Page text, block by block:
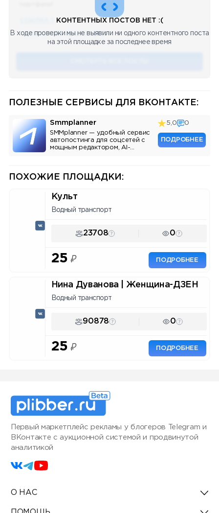
🔥 75 👍🏻 487 ❤️ 875 🥴 19 12.4k 12:45
КОНТЕНТНЫХ ПОСТОВ НЕТ :(
В ходе проверки мы не выявили ни одного контентного поста
на этой площадке за последнее время
ПОЛЕЗНЫЕ СЕРВИСЫ ДЛЯ ВКОНТАКТЕ:
Smmplanner
SMMplanner — удобный сервис
автопостинга для соцсетей с
мощным редактором, AI-
5,0 0
ПОДРОБНЕЕ
ПОХОЖИЕ ПЛОЩАДКИ:
Культ
Водный транспорт
23708 0
25 ₽ ПОДРОБНЕЕ
Нина Дуванова | Женщина-ДЗЕН
Водный транспорт
90878 0
25 ₽ ПОДРОБНЕЕ
Первый маркетплейс рекламы у блогеров Telegram и
ВКонтакте с аукционной системой и продвинутой
аналитикой
О НАС